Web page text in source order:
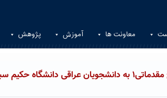
معاونت ها آموزش پژوهش
حکیم سبزواری